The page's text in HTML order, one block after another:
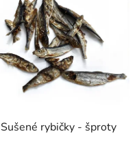
Sušené rybičky - šproty